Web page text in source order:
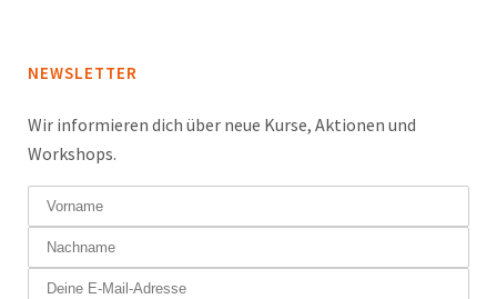
NEWSLETTER
Wir informieren dich über neue Kurse, Aktionen und
Workshops.